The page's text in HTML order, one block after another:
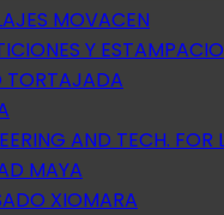
MOVACEN
Y
TORTAJADA
AND TECH. FOR
MAYA
XIOMARA